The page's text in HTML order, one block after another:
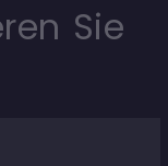
Sie